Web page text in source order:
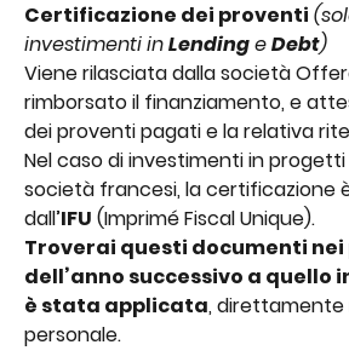
Certificazione dei proventi
investimenti in Lending e Debt)
Viene rilasciata dalla società
rimborsato il finanziamento, e
dei proventi pagati e la relativa
Nel caso di investimenti in
società francesi, la certificazione
dall’IFU (Imprimé Fiscal Unique).
Troverai questi documenti nei
dell’anno successivo a quello
è stata applicata, direttamente
personale.